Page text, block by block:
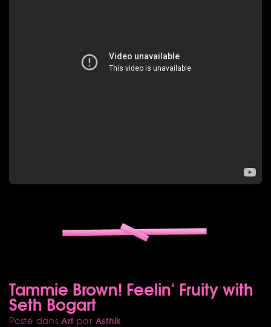
Tammie Brown! Feelin' Fruity with
Seth Bogart
Posté dansArt par Asthik